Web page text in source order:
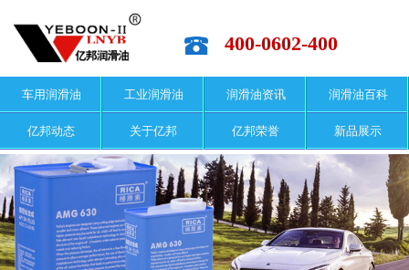
400-0602-400
车用润滑油 工业润滑油 润滑油资讯 润滑油百科
亿邦动态 关于亿邦 亿邦荣誉 新品展示